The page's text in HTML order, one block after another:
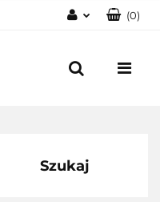
Zarejestruj się
(0)
Szukaj